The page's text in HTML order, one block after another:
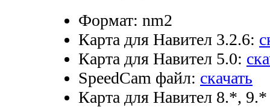
Формат: nm2
Карта для Навител 3.2.6:
Карта для Навител 5.0:
SpeedCam файл: скачать
Карта для Навител 8.*,